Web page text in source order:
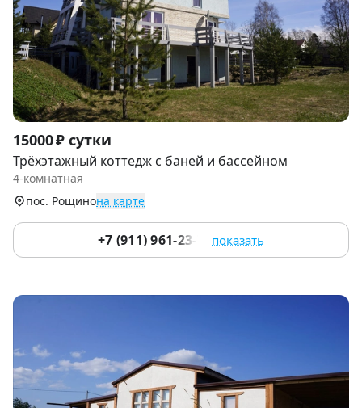
Item
1
of
15000 ₽ сутки
Трёхэтажный коттедж с баней и бассейном
4-комнатная
пос. Рощинона карте
+7 (911) 961-23-75 показать